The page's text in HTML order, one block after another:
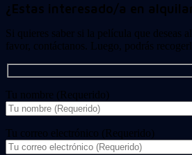
¿Estas interesado/a en
Si quieres saber si la película que deseas
favor, contáctanos. Luego, podrás
Tu nombre (Requerido)
Tu correo electrónico (Requerido)